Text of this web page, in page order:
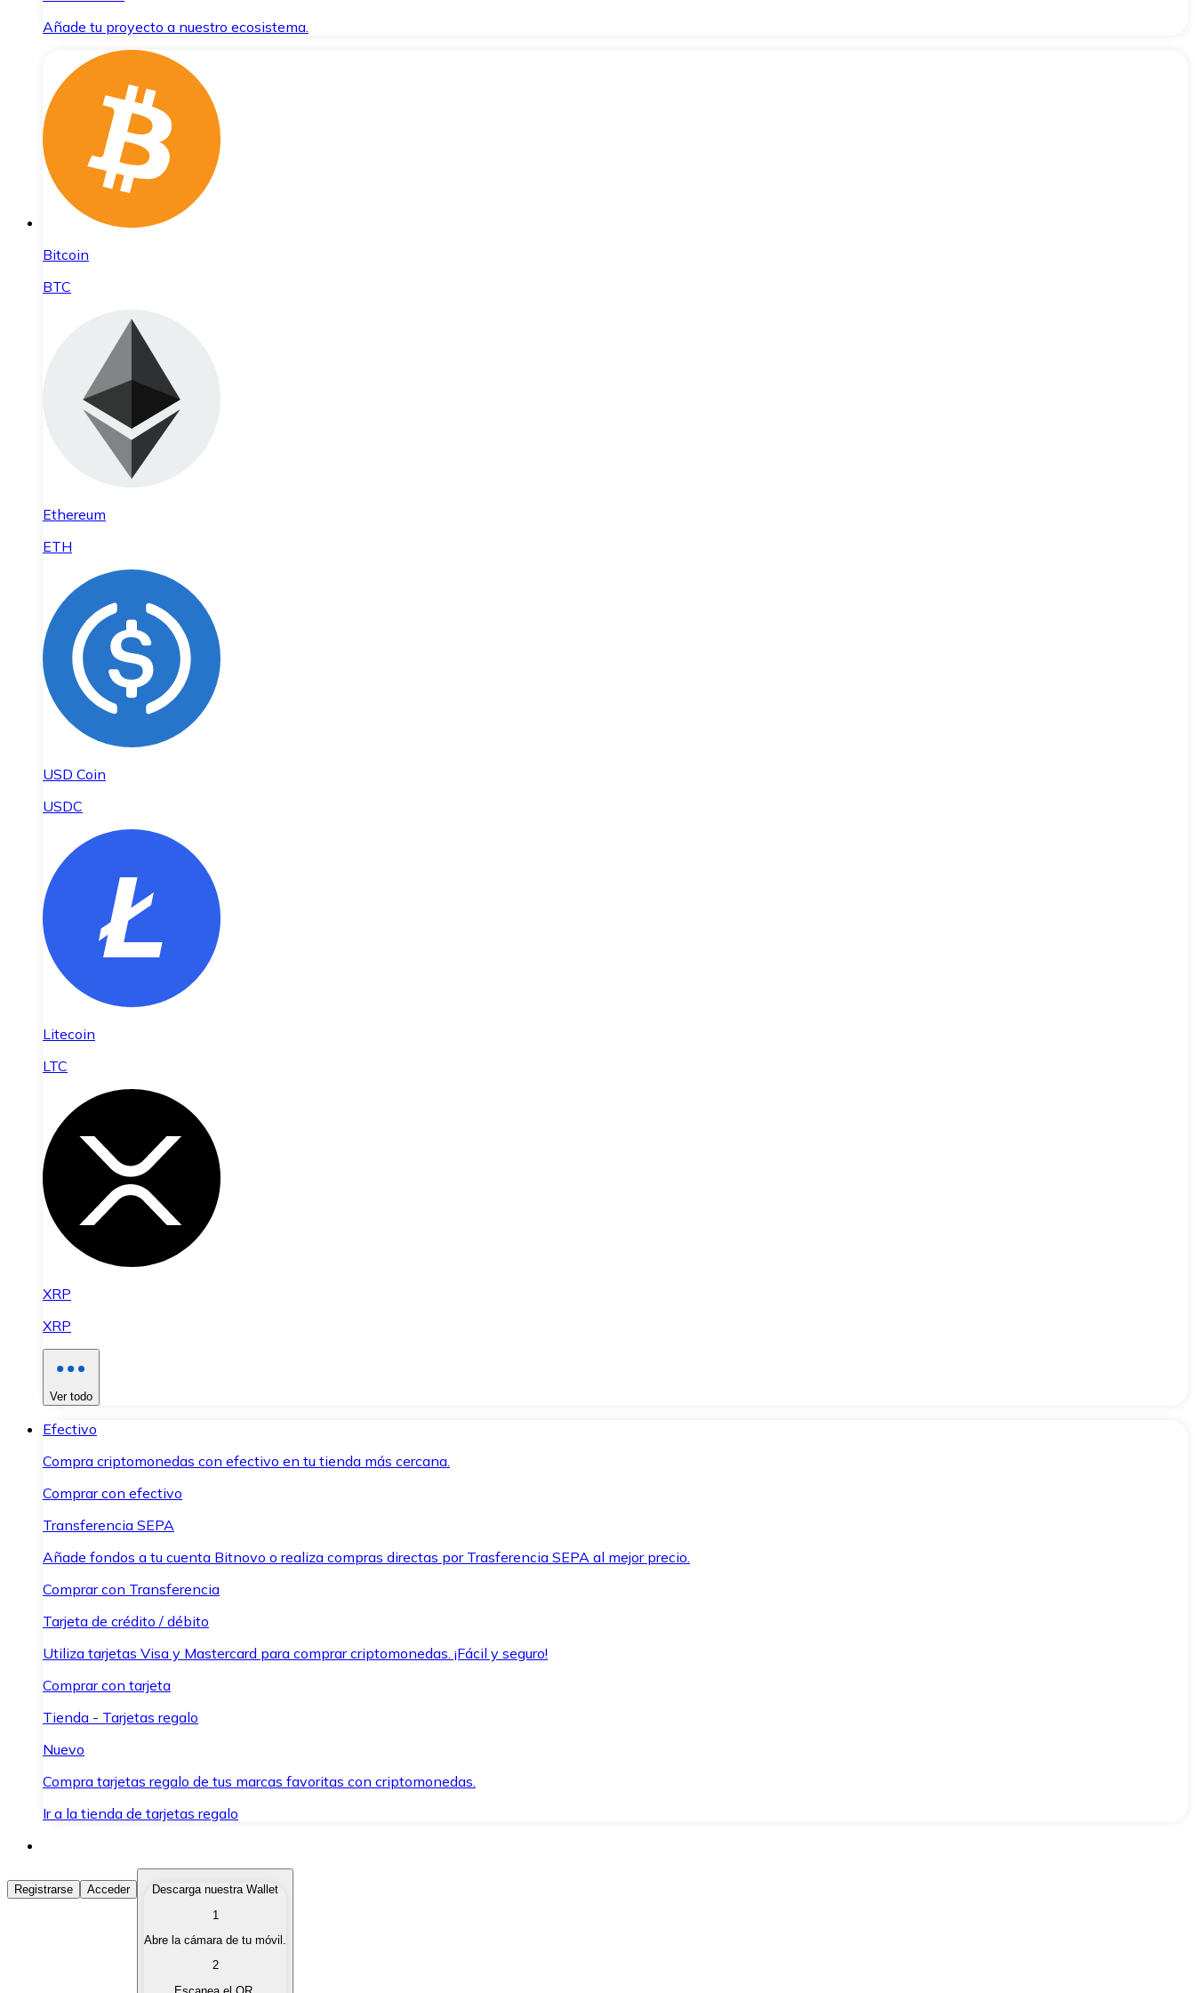
Añade tu proyecto a nuestro ecosistema.
Bitcoin
BTC
Ethereum
ETH
USD Coin
USDC
Litecoin
LTC
XRP
XRP
Ver todo
Efectivo
Compra criptomonedas con efectivo en tu tienda más cercana.
Comprar con efectivo
Transferencia SEPA
Añade fondos a tu cuenta Bitnovo o realiza compras directas por Trasferencia SEPA al mejor precio.
Comprar con Transferencia
Tarjeta de crédito / débito
Utiliza tarjetas Visa y Mastercard para comprar criptomonedas. ¡Fácil y seguro!
Comprar con tarjeta
Tienda - Tarjetas regalo
Nuevo
Compra tarjetas regalo de tus marcas favoritas con criptomonedas.
Ir a la tienda de tarjetas regalo
Comprar Criptomonedas
Compra criptomonedas con diferentes métodos de pago.
Vende tus criptomonedas de forma rápida y segura.
Registrarse Acceder
Descarga nuestra Wallet
1
Abre la cámara de tu móvil.
2